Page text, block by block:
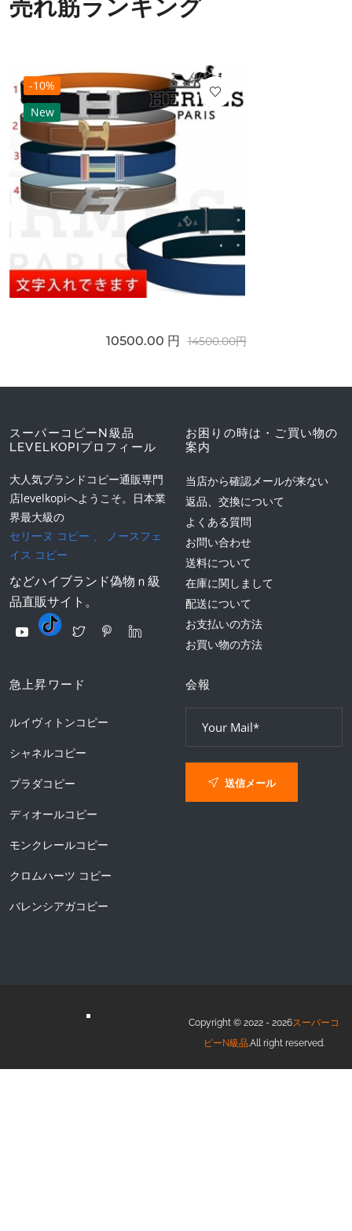
売れ筋ランキング
-10%
New
10500.00 円 14500.00円
スーパーコピーN級品
LEVELKOPIプロフィール
大人気ブランドコピー通販専門
店levelkopiへようこそ。日本業
界最大級の
セリーヌ コピー
ノースフェ
イス コピー
などハイブランド偽物ｎ級
品直販サイト。
お困りの時は・ご買い物の
案内
当店から確認メールが来ない
返品、交換について
よくある質問
お問い合わせ
送料について
在庫に関しまして
配送について
お支払いの方法
お買い物の方法
急上昇ワード
ルイヴィトンコピー
シャネルコピー
プラダコピー
ディオールコピー
モンクレールコピー
クロムハーツ コピー
バレンシアガコピー
会報
送信メール
Copyright © 2022 - 2026スーパーコ
ピーN級品.All right reserved.